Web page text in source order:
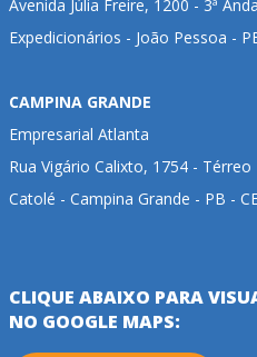
Avenida Júlia Freire, 1200 - 3ª
Expedicionários - João Pessoa -
CAMPINA GRANDE
Empresarial Atlanta
Rua Vigário Calixto, 1754 - Térreo
Catolé - Campina Grande - PB -
CLIQUE ABAIXO PARA
NO GOOGLE MAPS: